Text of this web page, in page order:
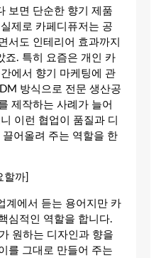
보면 단순한 향기 제품
제로 카페디퓨저는 공
서도 인테리어 효과까지
죠. 특히 요즘은 개인 카
에서 향기 마케팅에 관
방식으로 전문 생산공
제작하는 사례가 늘어
이런 협업이 품질과 디
어올려 주는 역할을 한
할까]
계에서 듣는 용어지만 카
심적인 역할을 합니다.
원하는 디자인과 향을
를 그대로 만들어 주는